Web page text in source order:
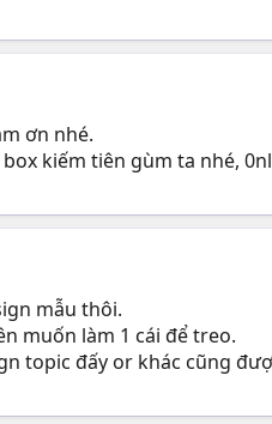
ơn nhé.
box kiếm tiên gùm ta nhé,
mẫu thôi.
muốn làm 1 cái để treo.
topic đấy or khác cũng